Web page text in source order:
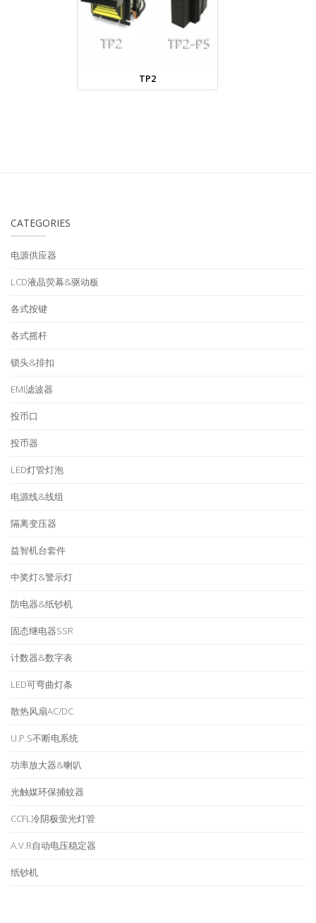
TP2
CATEGORIES
电源供应器
LCD液晶荧幕&驱动板
各式按键
各式摇杆
锁头&排扣
EMI滤波器
投币口
投币器
LED灯管灯泡
电源线&线组
隔离变压器
益智机台套件
中奖灯&警示灯
防电器&纸钞机
固态继电器SSR
计数器&数字表
LED可弯曲灯条
散热风扇AC/DC
U.P.S不断电系统
功率放大器&喇叭
光触媒环保捕蚊器
CCFL冷阴极萤光灯管
A.V.R自动电压稳定器
纸钞机